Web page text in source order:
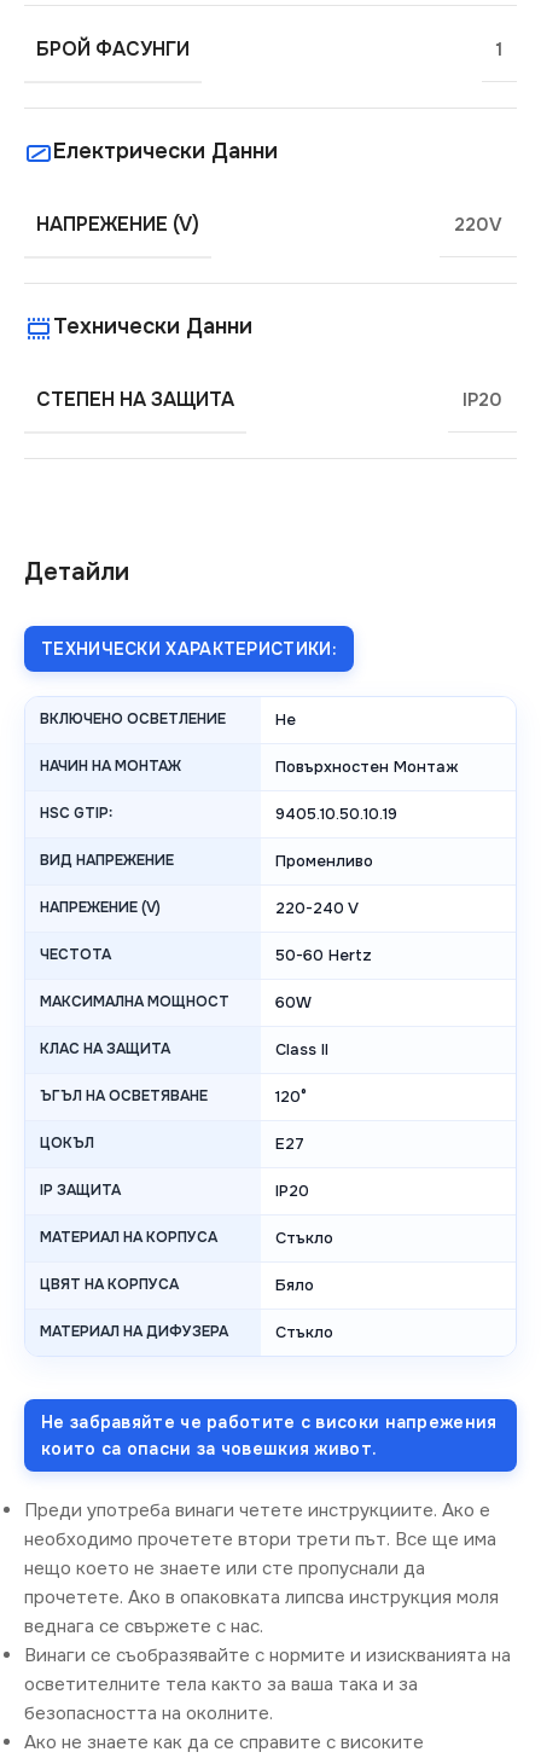
Детайли
ТЕХНИЧЕСКИ ХАРАКТЕРИСТИКИ:
ВКЛЮЧЕНО ОСВЕТЛЕНИЕ Не
НАЧИН НА МОНТАЖ Повърхностен Монтаж
HSC GTIP: 9405.10.50.10.19
ВИД НАПРЕЖЕНИЕ Променливо
НАПРЕЖЕНИЕ (V) 220-240 V
ЧЕСТОТА 50-60 Hertz
МАКСИМАЛНА МОЩНОСТ 60W
КЛАС НА ЗАЩИТА Class II
ЪГЪЛ НА ОСВЕТЯВАНЕ 120°
ЦОКЪЛ E27
IP ЗАЩИТА IP20
МАТЕРИАЛ НА КОРПУСА Стъкло
ЦВЯТ НА КОРПУСА Бяло
МАТЕРИАЛ НА ДИФУЗЕРА Стъкло
Не забравяйте че работите с високи напрежения
които са опасни за човешкия живот.
Преди употреба винаги четете инструкциите. Ако е
необходимо прочетете втори трети път. Все ще има
нещо което не знаете или сте пропуснали да
прочетете. Ако в опаковката липсва инструкция моля
веднага се свържете с нас.
Винаги се съобразявайте с нормите и изискванията на
осветителните тела както за ваша така и за
безопасността на околните.
Ако не знаете как да се справите с високите
БРОЙ ФАСУНГИ 1
Електрически Данни
НАПРЕЖЕНИЕ (V) 220V
Технически Данни
СТЕПЕН НА ЗАЩИТА IP20